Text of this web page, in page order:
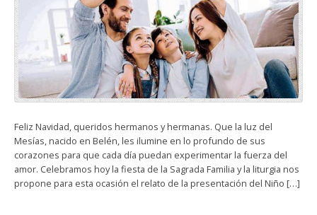
Feliz Navidad, queridos hermanos y hermanas. Que la luz del
Mesías, nacido en Belén, les ilumine en lo profundo de sus
corazones para que cada día puedan experimentar la fuerza del
amor. Celebramos hoy la fiesta de la Sagrada Familia y la liturgia nos
propone para esta ocasión el relato de la presentación del Niño […]